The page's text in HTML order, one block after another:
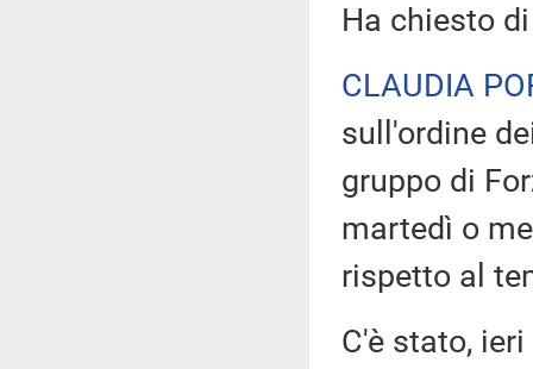
Ha chiesto
CLAUDIA
sull'ordine
gruppo di
martedì o
rispetto al
C'è stato,